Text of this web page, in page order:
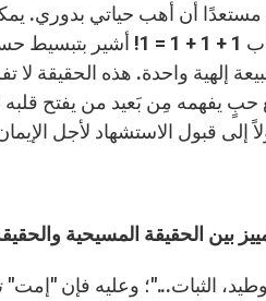
مستعدًا أن أهب حياتي بدوري.
مثالاً عن هذه الحقيقة أمرًا قد يجعلنا نظن أن المسيحيون لا يجيدون علم
إلهية واحدة. هذه الحقيقة لا
يفهمه مِن بَعيد من يفتح
بين الحقيقة المسيحية
الثبات..."؛ وعليه فإن "إمت"